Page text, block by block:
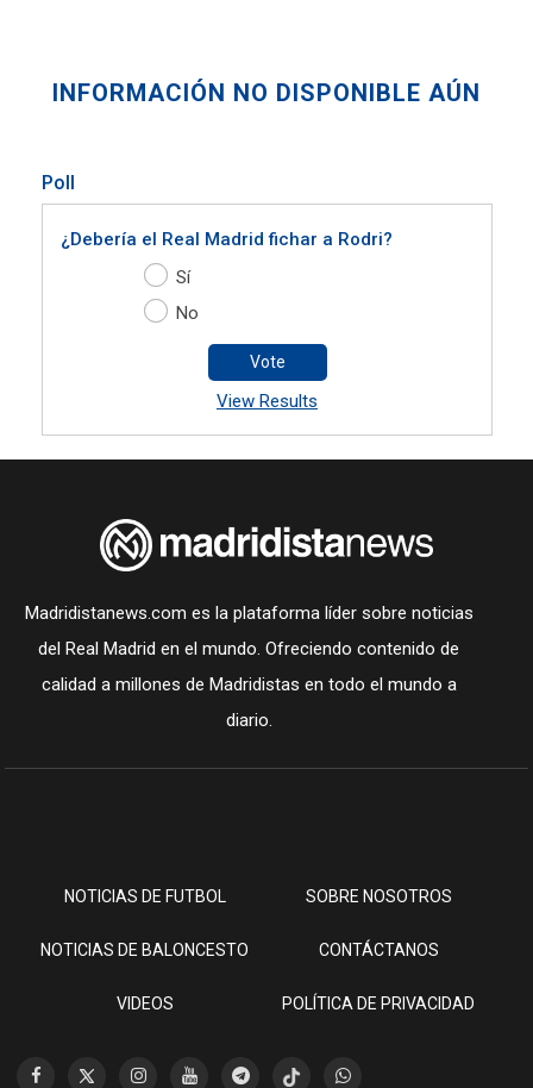
INFORMACIÓN NO DISPONIBLE AÚN
Poll
¿Debería el Real Madrid fichar a Rodri?
Sí
No
Vote
View Results
Madridistanews.com es la plataforma líder sobre noticias
del Real Madrid en el mundo. Ofreciendo contenido de
calidad a millones de Madridistas en todo el mundo a
diario.
NOTICIAS DE FUTBOL
NOTICIAS DE BALONCESTO
VIDEOS
SOBRE NOSOTROS
CONTÁCTANOS
POLÍTICA DE PRIVACIDAD